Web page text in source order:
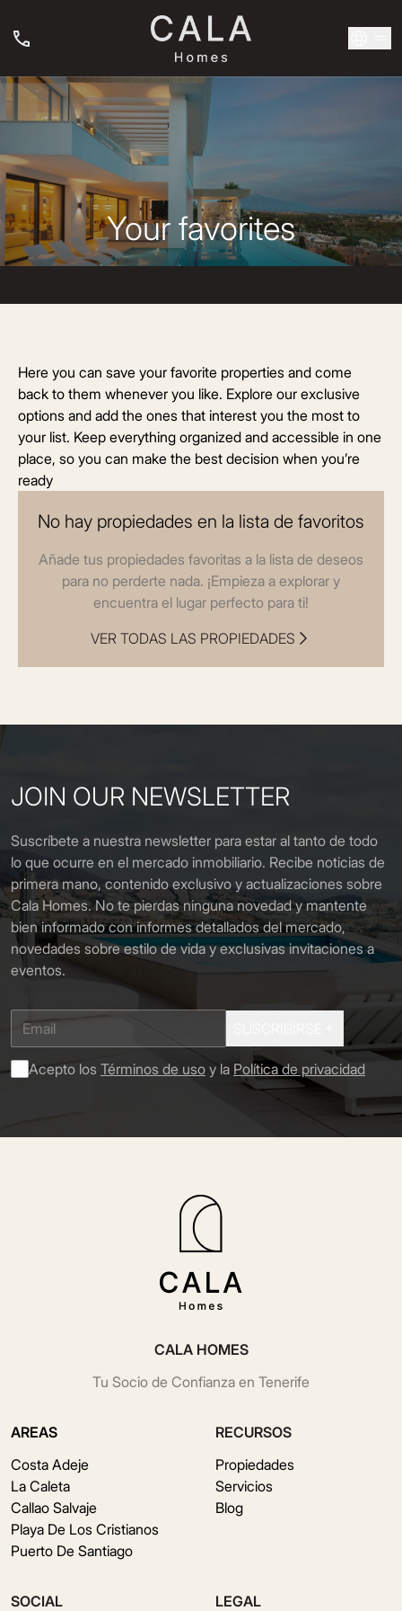
Your favorites
Here you can save your favorite properties and come
back to them whenever you like. Explore our exclusive
options and add the ones that interest you the most to
your list. Keep everything organized and accessible in one
place, so you can make the best decision when you’re
ready
No hay propiedades en la lista de favoritos
Añade tus propiedades favoritas a la lista de deseos
para no perderte nada. ¡Empieza a explorar y
encuentra el lugar perfecto para ti!
VER TODAS LAS PROPIEDADES
JOIN OUR NEWSLETTER
Suscríbete a nuestra newsletter para estar al tanto de todo
lo que ocurre en el mercado inmobiliario. Recibe noticias de
primera mano, contenido exclusivo y actualizaciones sobre
Cala Homes. No te pierdas ninguna novedad y mantente
bien informado con informes detallados del mercado,
novedades sobre estilo de vida y exclusivas invitaciones a
eventos.
Acepto los Términos de uso y la Política de privacidad
CALA HOMES
Tu Socio de Confianza en Tenerife
AREAS
Costa Adeje
La Caleta
Callao Salvaje
Playa De Los Cristianos
Puerto De Santiago
RECURSOS
Propiedades
Servicios
Blog
SOCIAL LEGAL